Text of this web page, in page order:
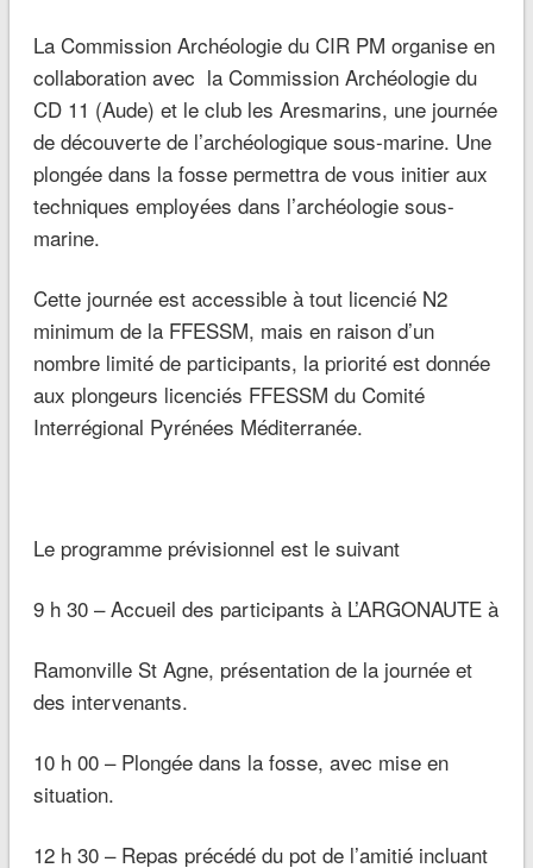
La Commission Archéologie du CIR PM organise en
collaboration avec la Commission Archéologie du
CD 11 (Aude) et le club les Aresmarins, une journée
de découverte de l’archéologique sous-marine. Une
plongée dans la fosse permettra de vous initier aux
techniques employées dans l’archéologie sous-
marine.
Cette journée est accessible à tout licencié N2
minimum de la FFESSM, mais en raison d’un
nombre limité de participants, la priorité est donnée
aux plongeurs licenciés FFESSM du Comité
Interrégional Pyrénées Méditerranée.
Le programme prévisionnel est le suivant
9 h 30 – Accueil des participants à L’ARGONAUTE à
Ramonville St Agne, présentation de la journée et
des intervenants.
10 h 00 – Plongée dans la fosse, avec mise en
situation.
12 h 30 – Repas précédé du pot de l’amitié incluant